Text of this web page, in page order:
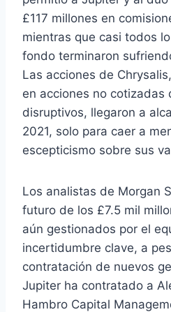
£117 millones en
mientras que casi todos
fondo terminaron
Las acciones de
en acciones no cotizadas
disruptivos, llegaron a
2021, solo para caer a
escepticismo sobre sus
Los analistas de Morgan
futuro de los £7.5 mil
aún gestionados por el
incertidumbre clave, a
contratación de nuevos
Jupiter ha contratado a
Hambro Capital